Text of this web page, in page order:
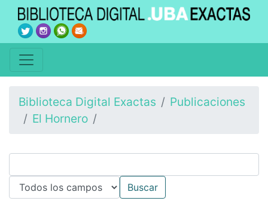
Biblioteca Digital Exactas
Publicaciones
El Hornero